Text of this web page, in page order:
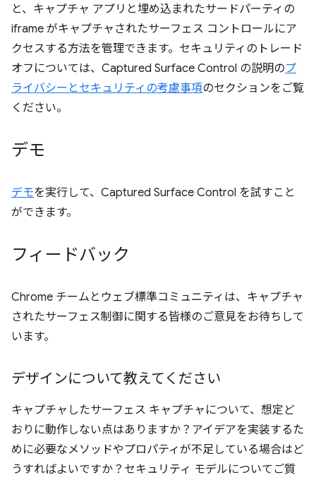
と、キャプチャ アプリと埋め込まれたサードパーティの
iframe がキャプチャされたサーフェス コントロールにア
クセスする方法を管理できます。セキュリティのトレード
オフについては、Captured Surface Control の説明のプ
ライバシーとセキュリティの考慮事項のセクションをご覧
ください。
デモ
デモを実行して、Captured Surface Control を試すこと
ができます。
フィードバック
Chrome チームとウェブ標準コミュニティは、キャプチャ
されたサーフェス制御に関する皆様のご意見をお待ちして
います。
デザインについて教えてください
キャプチャしたサーフェス キャプチャについて、想定ど
おりに動作しない点はありますか？アイデアを実装するた
めに必要なメソッドやプロパティが不足している場合はど
うすればよいですか？セキュリティ モデルについてご質